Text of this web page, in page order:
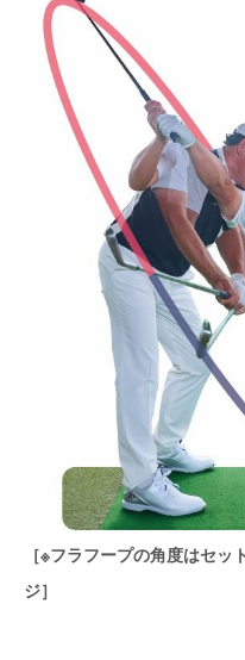
［※フラフープの角度はセ
ジ］